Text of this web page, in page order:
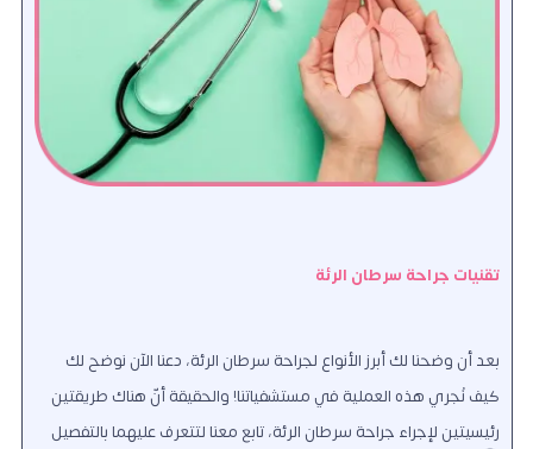
تقنيات جراحة سرطان الرئة
بعد أن وضحنا لك أبرز الأنواع لجراحة سرطان الرئة، دعنا الآن نوضح لك
كيف نُجري هذه العملية في مستشفياتنا! والحقيقة أنّ هناك طريقتين
رئيسيتين لإجراء جراحة سرطان الرئة، تابع معنا لتتعرف عليهما بالتفصيل